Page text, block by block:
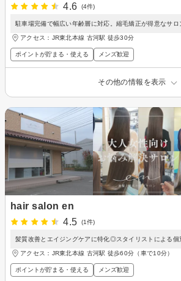
4.6
(4件)
駐車場完備で幅広い年齢層に対応。縮毛矯正が得意なサロ
アクセス：JR東北本線 古河駅 徒歩30分
ポイントが貯まる・使える メンズ歓迎
その他の情報を表示
hair salon en
4.5
(1件)
髪質改善とエイジングケアに特化◎スタイリストによる個
アクセス：JR東北本線 古河駅 徒歩60分（車で10分）
ポイントが貯まる・使える メンズ歓迎